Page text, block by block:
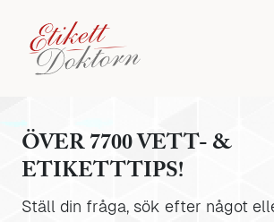
ÖVER 7700 VETT- &
ETIKETTTIPS!
Ställ din fråga, sök efter något